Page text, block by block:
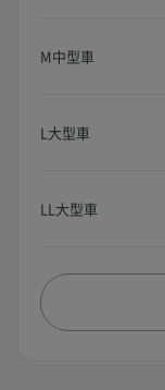
M中型車
L大型車
LL大型車